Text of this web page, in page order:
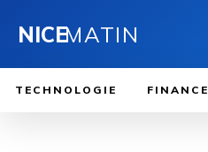
NICEMATIN
TECHNOLOGIE FINANCE